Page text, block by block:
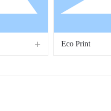
Eco Print